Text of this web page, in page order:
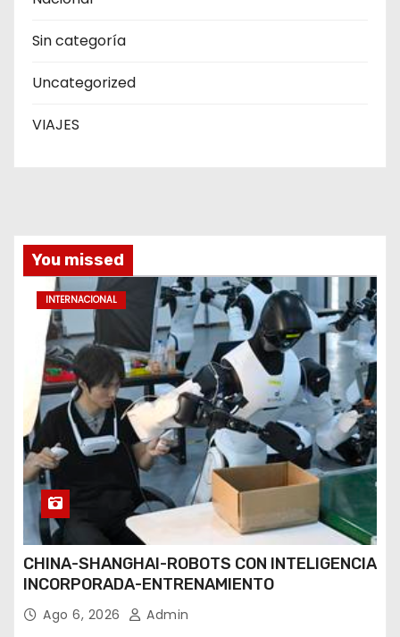
Sin categoría
Uncategorized
VIAJES
You missed
INTERNACIONAL
CHINA-SHANGHAI-ROBOTS CON INTELIGENCIA
INCORPORADA-ENTRENAMIENTO
Ago 6, 2026 Admin